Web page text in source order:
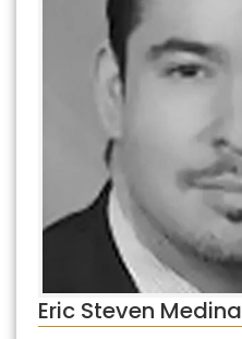
Eric Steven Medina